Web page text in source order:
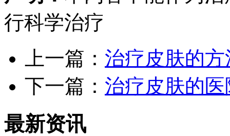
行科学治疗
上一篇： 治疗皮肤的方
下一篇： 治疗皮肤的医
最新资讯